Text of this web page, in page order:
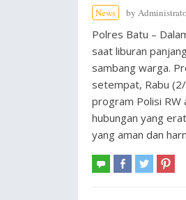
News by
Polres Batu –
saat liburan
sambang warga.
setempat, Rabu
program Polisi RW
hubungan yang
yang aman dan